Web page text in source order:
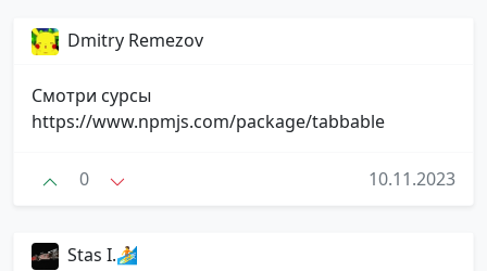
Dmitry Remezov
Смотри сурсы
https://www.npmjs.com/package/tabbable
0 10.11.2023
Stas I.🏄